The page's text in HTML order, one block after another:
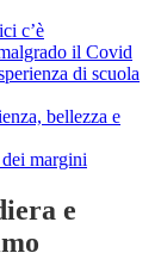
c’è
il Covid
di scuola
bellezza e
margini
e